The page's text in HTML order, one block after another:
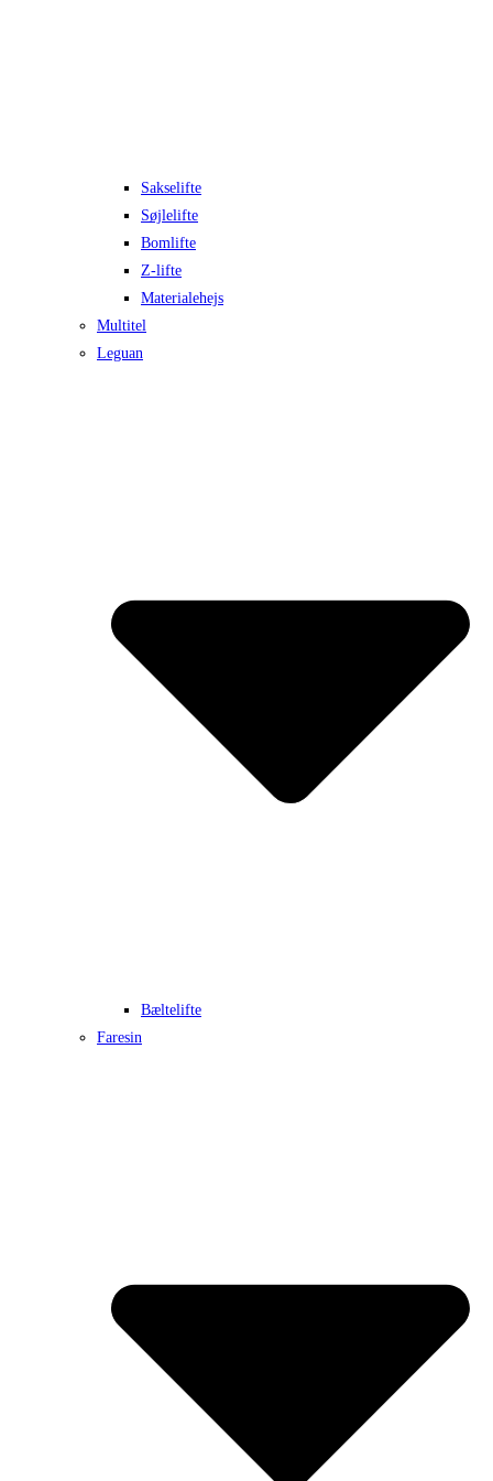
Sakselifte
Søjlelifte
Bomlifte
Z-lifte
Materialehejs
Multitel
Leguan
Bæltelifte
Faresin